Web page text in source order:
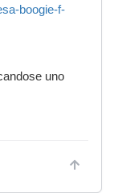
boogie-f-
uno